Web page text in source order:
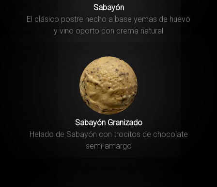
Sabayón
El clásico postre hecho a base yemas de huevo
y vino oporto con crema natural
Sabayón Granizado
Helado de Sabayón con trocitos de chocolate
semi-amargo